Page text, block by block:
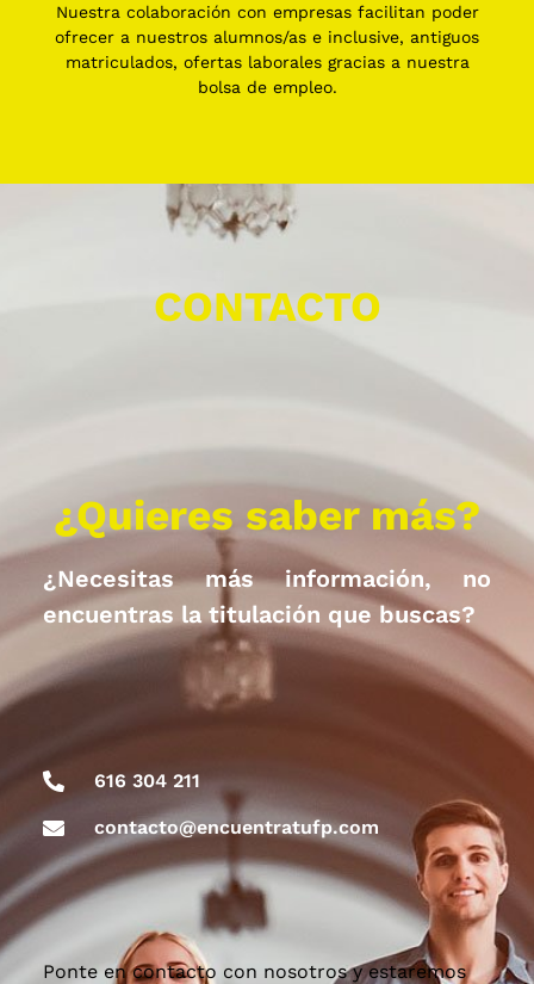
Nuestra colaboración con empresas facilitan poder
ofrecer a nuestros alumnos/as e inclusive, antiguos
matriculados, ofertas laborales gracias a nuestra
bolsa de empleo.
CONTACTO
¿Quieres saber más?
¿Necesitas más información, no
encuentras la titulación que buscas?
616 304 211
contacto@encuentratufp.com
Ponte en contacto con nosotros y estaremos